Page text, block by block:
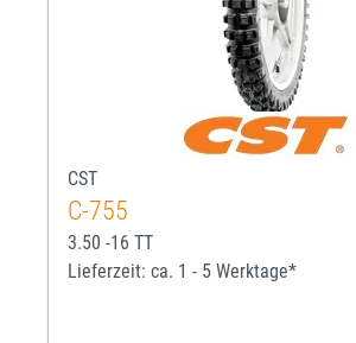
CST
C-755
3.50 -16 TT
Lieferzeit: ca. 1 - 5 Werktage*